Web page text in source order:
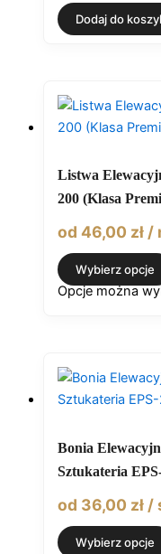
Dodaj do
Listwa
200 (Klasa
od 46,00 zł /
Wybierz opcje
Opcje można
Bonia
Sztukateria
od 36,00 zł /
Wybierz opcje